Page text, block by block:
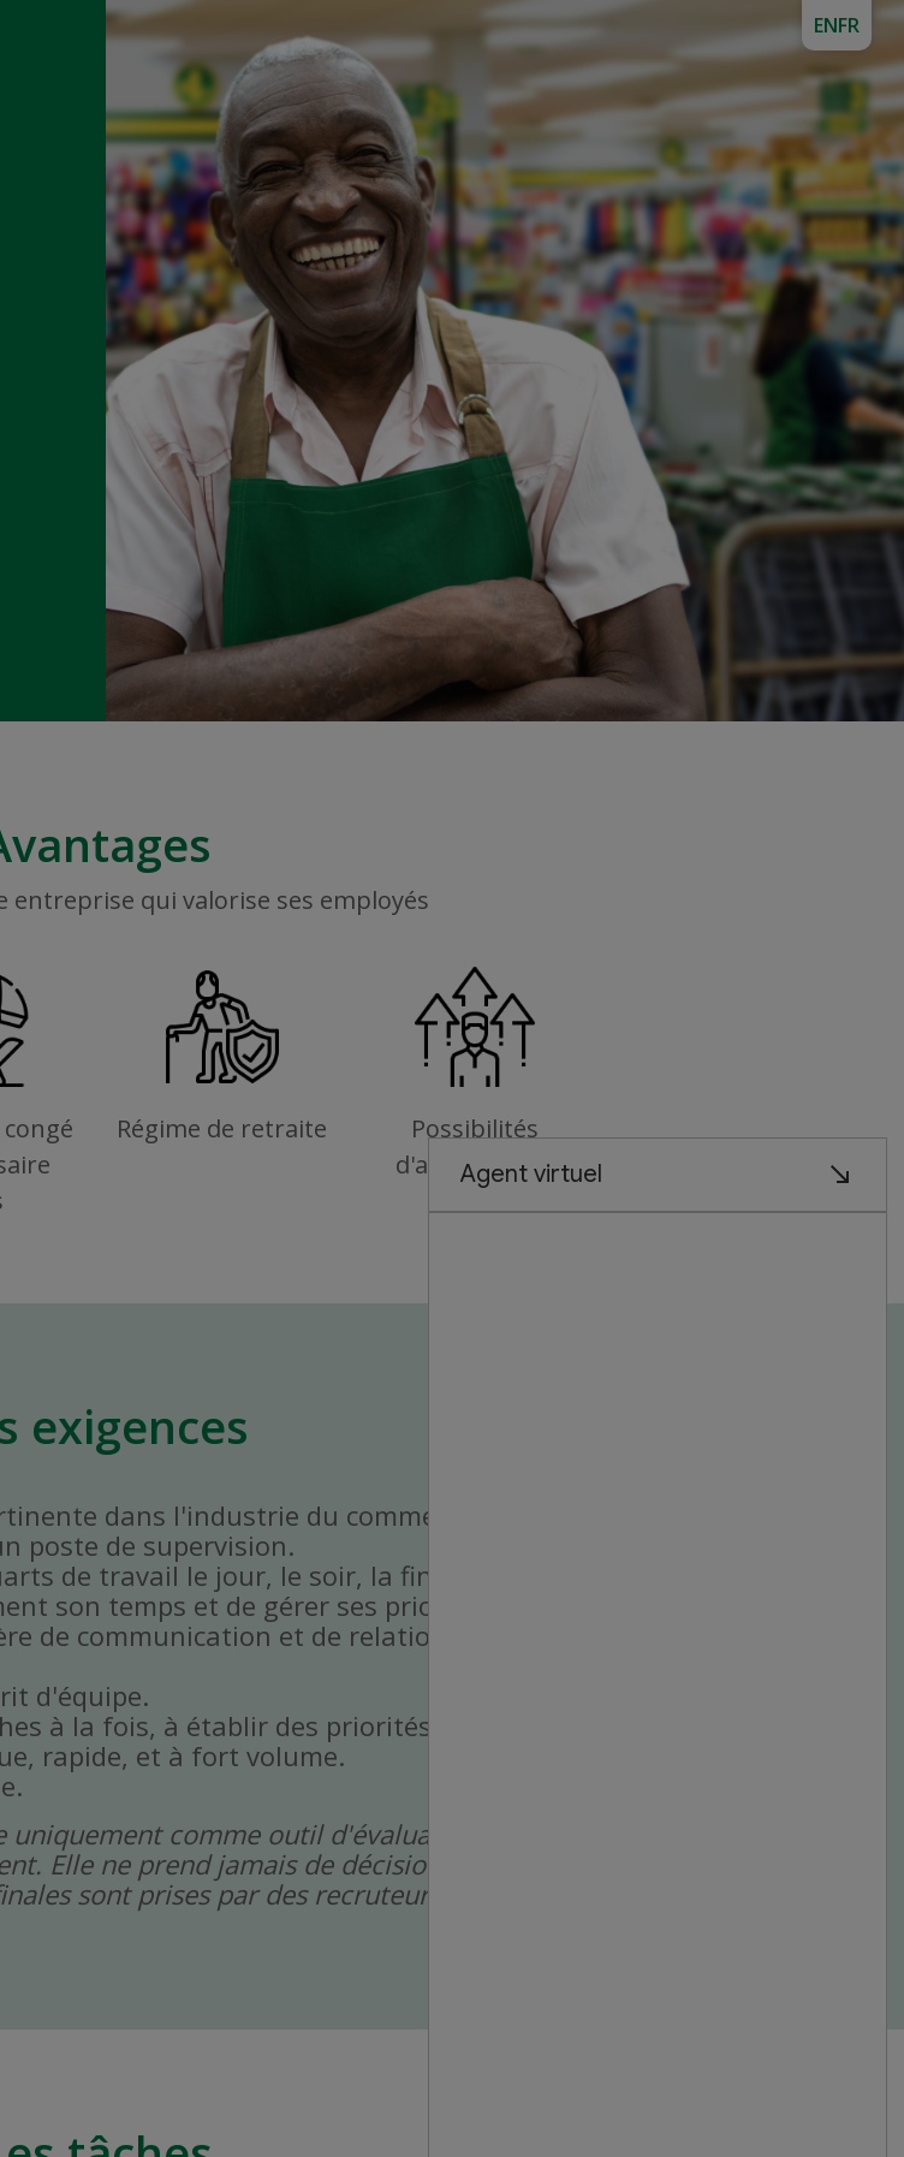
entreprise qui valorise ses employés
Régime de retraite
Possibilités
d'avancement
exigences
dans l'industrie du commerce de détail.
poste de supervision.
de travail le jour, le soir, la fin de semaine).
son temps et de gérer ses priorités.
de communication et de relations
d'équipe.
à la fois, à établir des priorités et à travailler
rapide, et à fort volume.
comme outil d'évaluation pour
Elle ne prend jamais de décision de rejet de
sont prises par des recruteurs humains.
ENFR